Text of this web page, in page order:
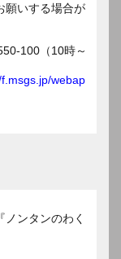
願いする場合が
100（10時～
webap
ンタンのわく